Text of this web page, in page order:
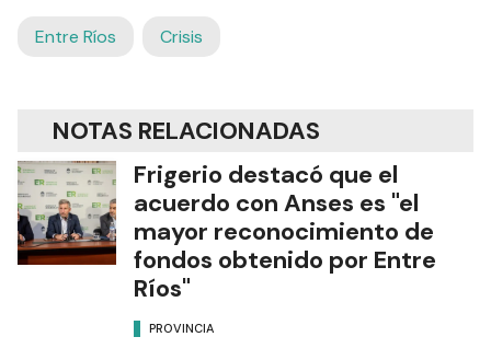
Entre Ríos Crisis
NOTAS RELACIONADAS
Frigerio destacó que el
acuerdo con Anses es "el
mayor reconocimiento de
fondos obtenido por Entre
Ríos"
PROVINCIA